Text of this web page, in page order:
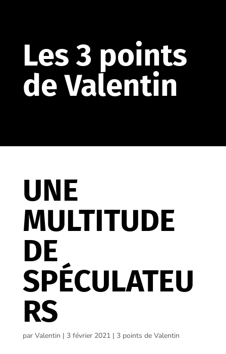
Les 3 points
de Valentin
UNE
MULTITUDE
DE
SPÉCULATEU
RS
par Valentin | 3 février 2021| 3 points de Valentin